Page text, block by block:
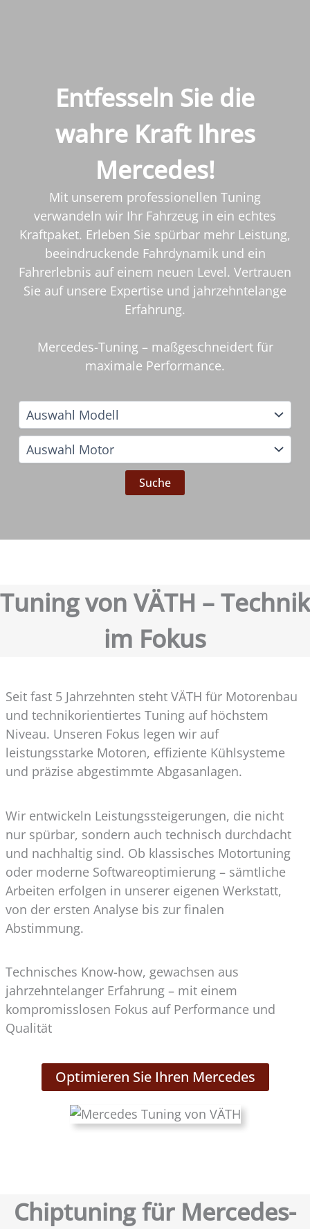
Entfesseln Sie die
wahre Kraft Ihres
Mercedes!
Mit unserem professionellen Tuning
verwandeln wir Ihr Fahrzeug in ein echtes
Kraftpaket. Erleben Sie spürbar mehr Leistung,
beeindruckende Fahrdynamik und ein
Fahrerlebnis auf einem neuen Level. Vertrauen
Sie auf unsere Expertise und jahrzehntelange
Erfahrung.
Mercedes-Tuning – maßgeschneidert für
maximale Performance.
Tuning von VÄTH – Technik
im Fokus
Seit fast 5 Jahrzehnten steht VÄTH für Motorenbau
und technikorientiertes Tuning auf höchstem
Niveau. Unseren Fokus legen wir auf
leistungsstarke Motoren, effiziente Kühlsysteme
und präzise abgestimmte Abgasanlagen.
Wir entwickeln Leistungssteigerungen, die nicht
nur spürbar, sondern auch technisch durchdacht
und nachhaltig sind. Ob klassisches Motortuning
oder moderne Softwareoptimierung – sämtliche
Arbeiten erfolgen in unserer eigenen Werkstatt,
von der ersten Analyse bis zur finalen
Abstimmung.
Technisches Know-how, gewachsen aus
jahrzehntelanger Erfahrung – mit einem
kompromisslosen Fokus auf Performance und
Qualität
Optimieren Sie Ihren Mercedes
Chiptuning für Mercedes-